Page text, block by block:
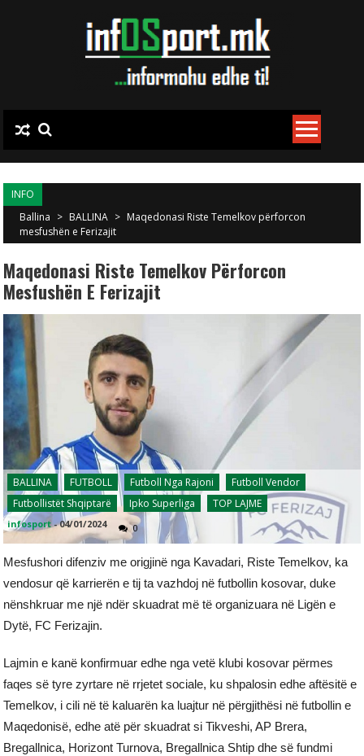
INFO
Ballina > BALLINA > Maqedonasi Riste Temelkov përforcon
mesfushën e Ferizajit
Maqedonasi Riste Temelkov Përforcon
Mesfushën E Ferizajit
BALLINA FUTBOLL Futboll Nga Rajoni
Futboll Vendor
Futbollistët Shqiptarë
Ipko Superliga TOP LAJME
infosport -04/01/2024 0
Mesfushori difenziv me origjinë nga Kavadari, Riste Temelkov, ka
vendosur që karrierën e tij ta vazhdoj në futbollin kosovar, duke
nënshkruar me një ndër skuadrat më të organizuara në Ligën e
Dytë, FC Ferizajin.
Lajmin e kanë konfirmuar edhe nga vetë klubi kosovar përmes
faqes së tyre zyrtare në rrjetet sociale, ku shpalosin edhe aftësitë e
Temelkov, i cili në të kaluarën ka luajtur në përgjithësi në futbollin e
Maqedonisë, edhe atë për skuadrat si Tikveshi, AP Brera,
Bregallnica, Horizont Turnova, Bregallnica Shtip dhe së fundmi